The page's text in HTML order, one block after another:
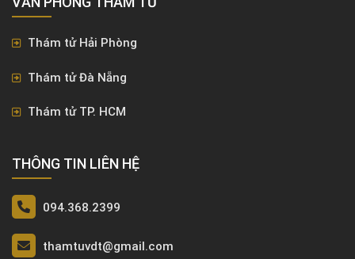
Thám tử Hải Phòng
Thám tử Đà Nẵng
Thám tử TP. HCM
THÔNG TIN LIÊN HỆ
094.368.2399
thamtuvdt@gmail.com